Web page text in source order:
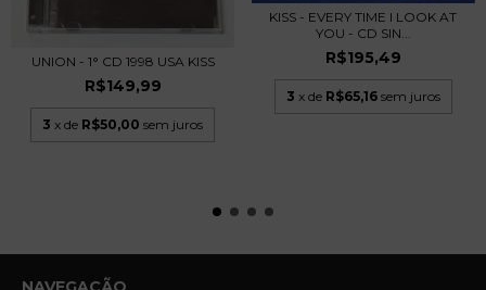
UNION - 1° CD 1998 USA KISS
R$149,99
3 x de R$50,00 sem juros
KISS - EVERY TIME I LOOK AT
YOU - CD SIN...
R$195,49
3 x de R$65,16 sem juros